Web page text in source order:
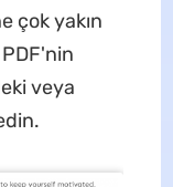
çok yakın
veya